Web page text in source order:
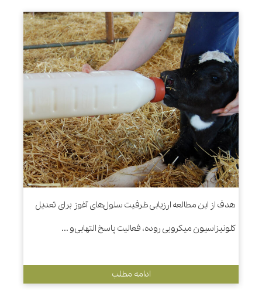
هدف از این مطالعه ارزیابی ظرفیت سلول‌های آغوز برای تعدیل
کلونیزاسیون میکروبی روده، فعالیت پاسخ التهابی و ...
ادامه مطلب